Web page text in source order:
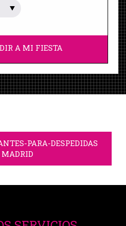
A MI FIESTA
PARA-DESPEDIDAS
MADRID